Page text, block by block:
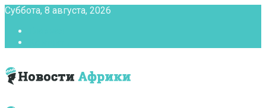
Суббота, 8 августа, 2026